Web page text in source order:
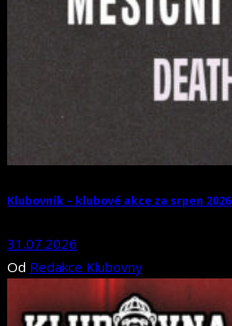
Klubovník – klubové akce za srpen 2026
31.07.2026
Od Redakce Klubovny